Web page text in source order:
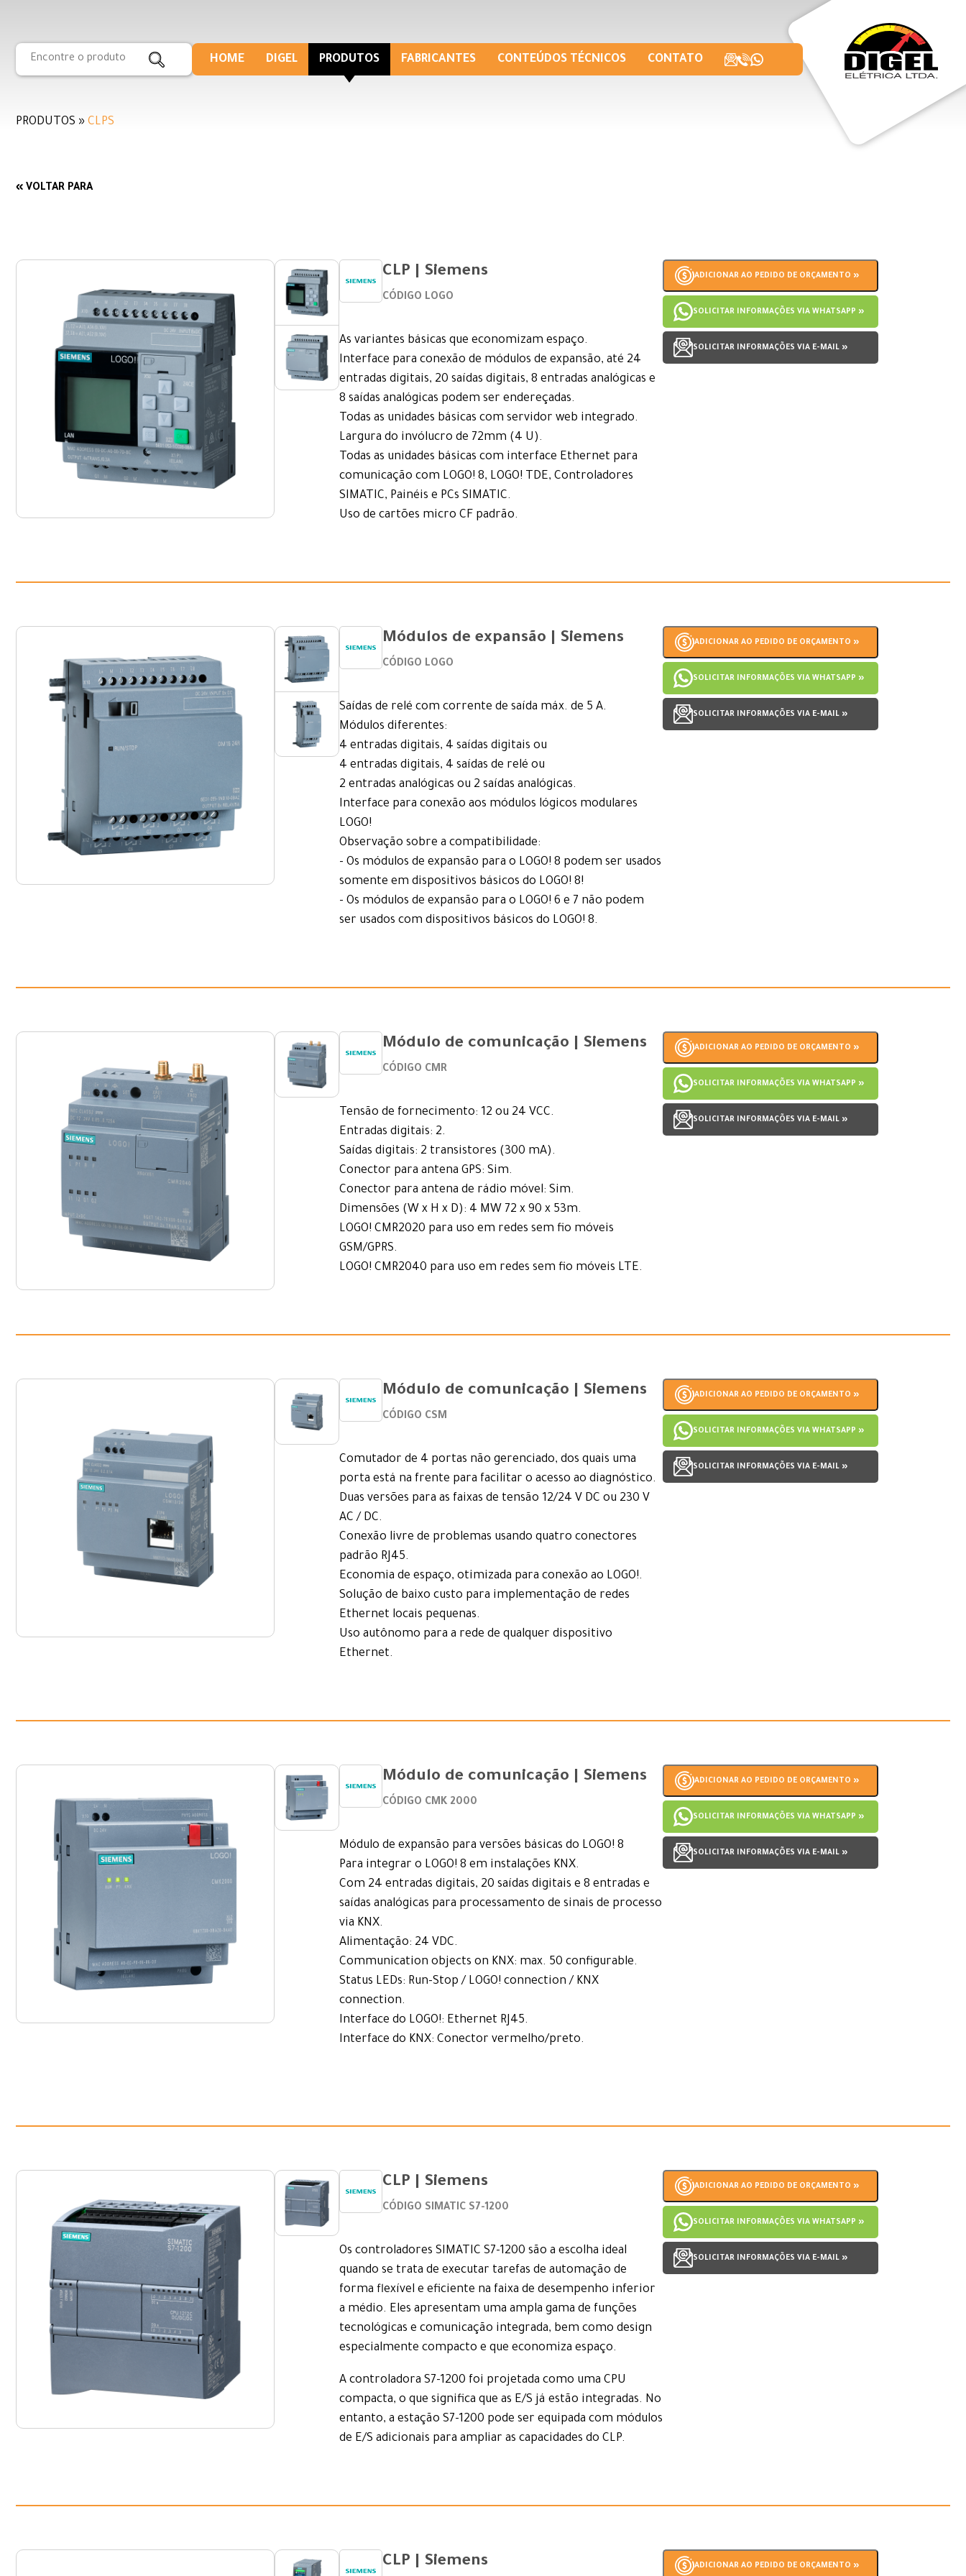
HOME DIGEL PRODUTOS FABRICANTES CONTEÚDOS TÉCNICOS CONTATO
PRODUTOS » CLPS
« VOLTAR PARA
CLP | Siemens
CÓDIGO LOGO
As variantes básicas que economizam espaço.
Interface para conexão de módulos de expansão, até 24
entradas digitais, 20 saídas digitais, 8 entradas analógicas e
8 saídas analógicas podem ser endereçadas.
Todas as unidades básicas com servidor web integrado.
Largura do invólucro de 72mm (4 U).
Todas as unidades básicas com interface Ethernet para
comunicação com LOGO! 8, LOGO! TDE, Controladores
SIMATIC, Painéis e PCs SIMATIC.
Uso de cartões micro CF padrão.
ADICIONAR AO PEDIDO DE ORÇAMENTO »
SOLICITAR INFORMAÇÕES VIA WHATSAPP »
SOLICITAR INFORMAÇÕES VIA E-MAIL »
Módulos de expansão | Siemens
CÓDIGO LOGO
Saídas de relé com corrente de saída máx. de 5 A.
Módulos diferentes:
4 entradas digitais, 4 saídas digitais ou
4 entradas digitais, 4 saídas de relé ou
2 entradas analógicas ou 2 saídas analógicas.
Interface para conexão aos módulos lógicos modulares
LOGO!
Observação sobre a compatibilidade:
- Os módulos de expansão para o LOGO! 8 podem ser usados
somente em dispositivos básicos do LOGO! 8!
- Os módulos de expansão para o LOGO! 6 e 7 não podem
ser usados com dispositivos básicos do LOGO! 8.
ADICIONAR AO PEDIDO DE ORÇAMENTO »
SOLICITAR INFORMAÇÕES VIA WHATSAPP »
SOLICITAR INFORMAÇÕES VIA E-MAIL »
Módulo de comunicação | Siemens
CÓDIGO CMR
Tensão de fornecimento: 12 ou 24 VCC.
Entradas digitais: 2.
Saídas digitais: 2 transistores (300 mA).
Conector para antena GPS: Sim.
Conector para antena de rádio móvel: Sim.
Dimensões (W x H x D): 4 MW 72 x 90 x 53m.
LOGO! CMR2020 para uso em redes sem fio móveis
GSM/GPRS.
LOGO! CMR2040 para uso em redes sem fio móveis LTE.
ADICIONAR AO PEDIDO DE ORÇAMENTO »
SOLICITAR INFORMAÇÕES VIA WHATSAPP »
SOLICITAR INFORMAÇÕES VIA E-MAIL »
Módulo de comunicação | Siemens
CÓDIGO CSM
Comutador de 4 portas não gerenciado, dos quais uma
porta está na frente para facilitar o acesso ao diagnóstico.
Duas versões para as faixas de tensão 12/24 V DC ou 230 V
AC / DC.
Conexão livre de problemas usando quatro conectores
padrão RJ45.
Economia de espaço, otimizada para conexão ao LOGO!.
Solução de baixo custo para implementação de redes
Ethernet locais pequenas.
Uso autônomo para a rede de qualquer dispositivo
Ethernet.
ADICIONAR AO PEDIDO DE ORÇAMENTO »
SOLICITAR INFORMAÇÕES VIA WHATSAPP »
SOLICITAR INFORMAÇÕES VIA E-MAIL »
Módulo de comunicação | Siemens
CÓDIGO CMK 2000
Módulo de expansão para versões básicas do LOGO! 8
Para integrar o LOGO! 8 em instalações KNX.
Com 24 entradas digitais, 20 saídas digitais e 8 entradas e
saídas analógicas para processamento de sinais de processo
via KNX.
Alimentação: 24 VDC.
Communication objects on KNX: max. 50 configurable.
Status LEDs: Run-Stop / LOGO! connection / KNX
connection.
Interface do LOGO!: Ethernet RJ45.
Interface do KNX: Conector vermelho/preto.
ADICIONAR AO PEDIDO DE ORÇAMENTO »
SOLICITAR INFORMAÇÕES VIA WHATSAPP »
SOLICITAR INFORMAÇÕES VIA E-MAIL »
CLP | Siemens
CÓDIGO SIMATIC S7-1200
Os controladores SIMATIC S7-1200 são a escolha ideal
quando se trata de executar tarefas de automação de
forma flexível e eficiente na faixa de desempenho inferior
a médio. Eles apresentam uma ampla gama de funções
tecnológicas e comunicação integrada, bem como design
especialmente compacto e que economiza espaço.
A controladora S7-1200 foi projetada como uma CPU
compacta, o que significa que as E/S já estão integradas. No
entanto, a estação S7-1200 pode ser equipada com módulos
de E/S adicionais para ampliar as capacidades do CLP.
ADICIONAR AO PEDIDO DE ORÇAMENTO »
SOLICITAR INFORMAÇÕES VIA WHATSAPP »
SOLICITAR INFORMAÇÕES VIA E-MAIL »
CLP | Siemens ADICIONAR AO PEDIDO DE ORÇAMENTO »